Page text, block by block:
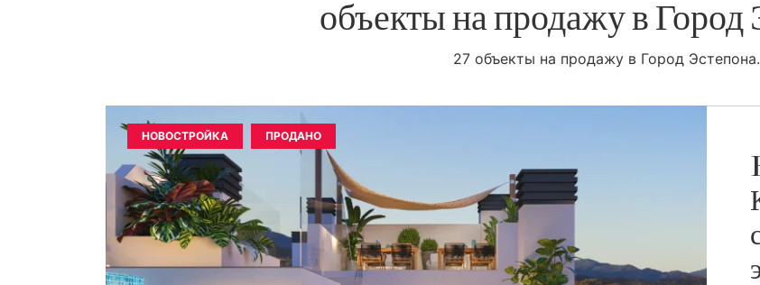
объекты на продажу в Город
27 объекты на продажу в Город Эстепона.
НОВОСТРОЙКА ПРОДАНО